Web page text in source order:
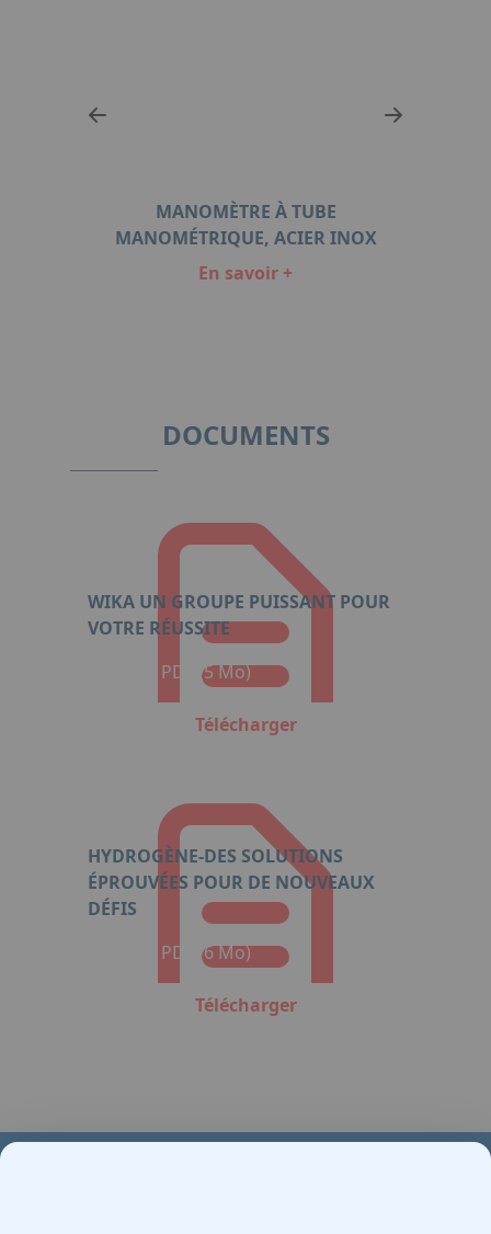
MANOMÈTRE À TUBE
MANOMÉTRIQUE, ACIER INOX
En savoir +
DOCUMENTS
WIKA UN GROUPE PUISSANT POUR
VOTRE RÉUSSITE
Format : PDF (5 Mo)
Télécharger
HYDROGÈNE-DES SOLUTIONS
ÉPROUVÉES POUR DE NOUVEAUX
DÉFIS
Format : PDF (6 Mo)
Télécharger